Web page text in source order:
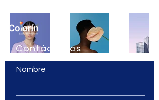
Contáctanos
Nombre